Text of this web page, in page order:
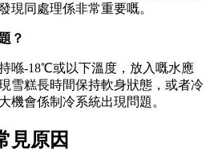
現同處理係非常重要嘅。
？
喺-18℃或以下溫度，放入嘅水應
雪糕長時間保持軟身狀態，或者冷
機會係制冷系統出現問題。
見原因